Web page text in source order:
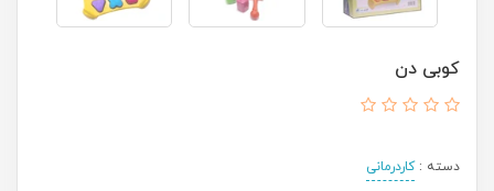
کوبی دن
دسته :کاردرمانی